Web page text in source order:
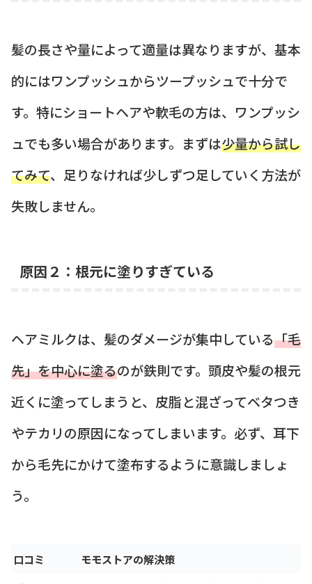
髪の長さや量によって適量は異なりますが、基本
的にはワンプッシュからツープッシュで十分で
す。特にショートヘアや軟毛の方は、ワンプッシ
ュでも多い場合があります。まずは少量から試し
てみて、足りなければ少しずつ足していく方法が
失敗しません。
原因２：根元に塗りすぎている
ヘアミルクは、髪のダメージが集中している「毛
先」を中心に塗るのが鉄則です。頭皮や髪の根元
近くに塗ってしまうと、皮脂と混ざってベタつき
やテカリの原因になってしまいます。必ず、耳下
から毛先にかけて塗布するように意識しましょ
う。
口コミ
モモストアの解決策